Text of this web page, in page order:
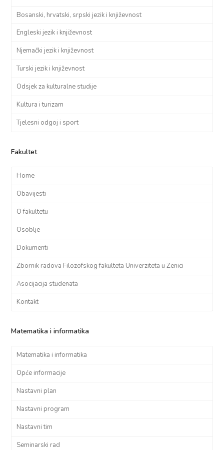
Bosanski, hrvatski, srpski jezik i književnost
Engleski jezik i književnost
Njemački jezik i književnost
Turski jezik i književnost
Odsjek za kulturalne studije
Kultura i turizam
Tjelesni odgoj i sport
Fakultet
Home
Obavijesti
O fakultetu
Osoblje
Dokumenti
Zbornik radova Filozofskog fakulteta Univerziteta u Zenici
Asocijacija studenata
Kontakt
Matematika i informatika
Matematika i informatika
Opće informacije
Nastavni plan
Nastavni program
Nastavni tim
Seminarski rad